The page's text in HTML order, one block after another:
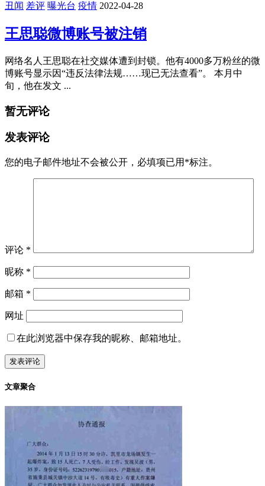
丑闻 差评 曝光台 疫情 2022-04-28
王思聪微博账号被注销
网络名人王思聪在社交媒体遭到封锁。他有4000多万粉丝的微
博账号显示因“违反法律法规……现已无法查看”。 本月中
旬，他在发文 ...
暂无评论
发表评论
您的电子邮件地址不会被公开， 必填项已用 *标注。
评论 *
昵称 *
邮箱 *
网址
在此浏览器中保存我的昵称、邮箱地址。
文章聚合